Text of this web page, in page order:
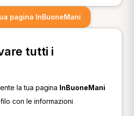
pagina InBuoneMani
tutti i
la tua pagina InBuoneMani
con le informazioni